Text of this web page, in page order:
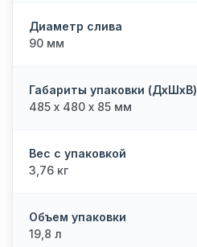
Диаметр слива
90 мм
Габариты упаковки (ДхШхВ)
485 х 480 х 85 мм
Вес с упаковкой
3,76 кг
Объем упаковки
19,8 л